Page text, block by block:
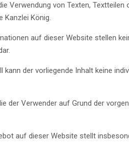
Verwendung von Texten,
Kanzlei König.
auf dieser Website stellen
kann der vorliegende Inhalt keine
der Verwender auf Grund der
auf dieser Website stellt